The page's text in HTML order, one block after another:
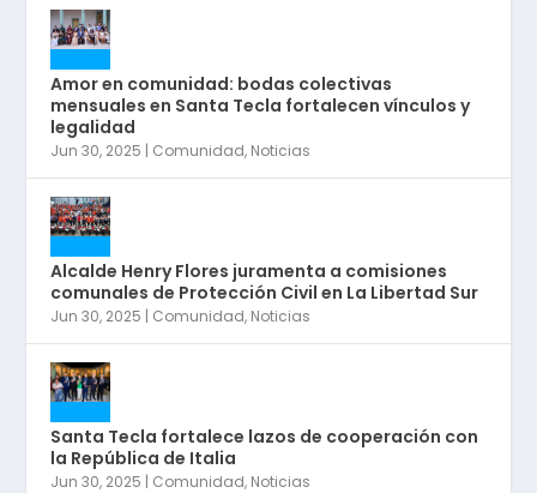
Amor en comunidad: bodas colectivas
mensuales en Santa Tecla fortalecen vínculos y
legalidad
Jun 30, 2025 | Comunidad, Noticias
Alcalde Henry Flores juramenta a comisiones
comunales de Protección Civil en La Libertad Sur
Jun 30, 2025 | Comunidad, Noticias
Santa Tecla fortalece lazos de cooperación con
la República de Italia
Jun 30, 2025 | Comunidad, Noticias